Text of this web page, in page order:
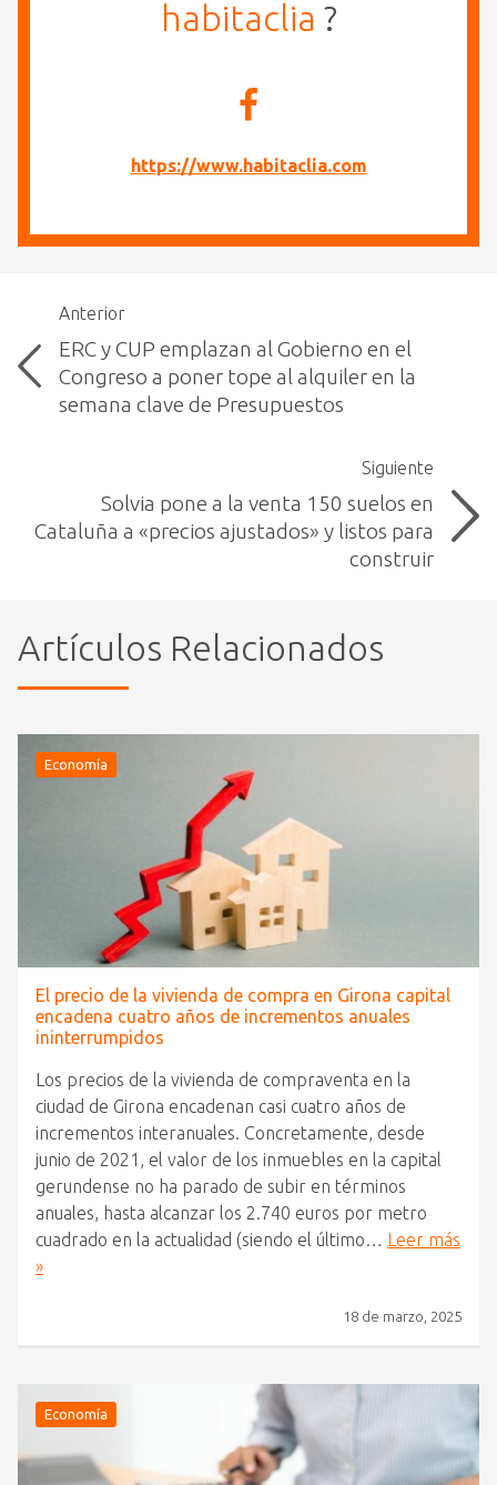
habitaclia ?
https://www.habitaclia.com
Anterior
ERC y CUP emplazan al Gobierno en el
Congreso a poner tope al alquiler en la
semana clave de Presupuestos
Siguiente
Solvia pone a la venta 150 suelos en
Cataluña a «precios ajustados» y listos para
construir
Artículos Relacionados
Economía
El precio de la vivienda de compra en Girona capital
encadena cuatro años de incrementos anuales
ininterrumpidos
Los precios de la vivienda de compraventa en la
ciudad de Girona encadenan casi cuatro años de
incrementos interanuales. Concretamente, desde
junio de 2021, el valor de los inmuebles en la capital
gerundense no ha parado de subir en términos
anuales, hasta alcanzar los 2.740 euros por metro
cuadrado en la actualidad (siendo el último… Leer más
»
18 de marzo, 2025
Economía